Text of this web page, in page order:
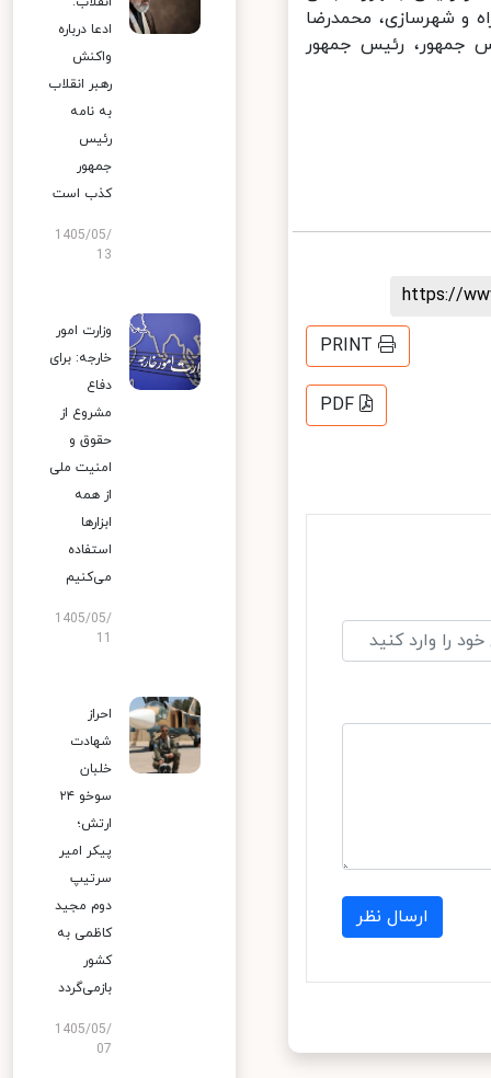
و شهرسازی، محمدرضا
رئیس جمهور
https://
PRINT
PDF
ارسال نظر
ادعا درباره
واکنش
رهبر انقلاب
به نامه
رئیس
جمهور
کذب است
1405/05/
13
وزارت امور
خارجه: برای
دفاع
مشروع از
حقوق و
امنیت ملی
از همه
ابزارها
استفاده
می‌کنیم
1405/05/
احراز
شهادت
خلبان
سوخو ۲۴
ارتش؛
پیکر امیر
سرتیپ
دوم مجید
کاظمی به
کشور
بازمی‌گردد
1405/05/
07